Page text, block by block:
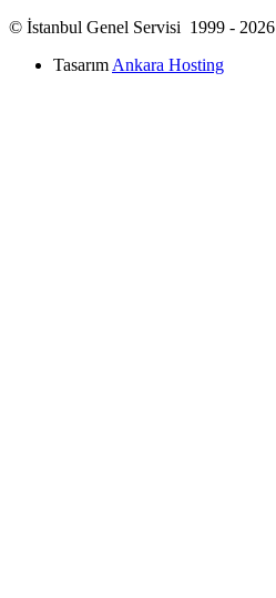
© İstanbul Genel Servisi 1999 - 2026
Tasarım Ankara Hosting